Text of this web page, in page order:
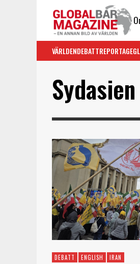
VÄRLDENDEBATTREPORTAGE
Sydasien
DEBATT ENGLISH IRAN